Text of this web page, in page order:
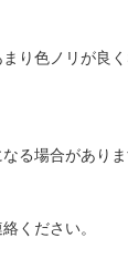
り色ノリが
る場合がありま
ください。